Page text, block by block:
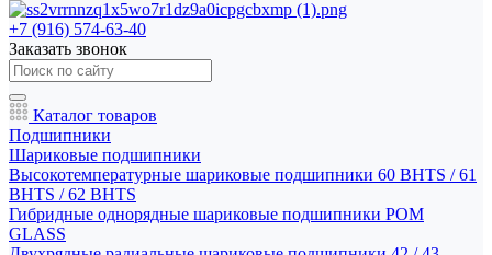
+7 (916) 574-63-40
Заказать звонок
Каталог товаров
Подшипники
Шариковые подшипники
Высокотемпературные шариковые подшипники 60 BHTS / 61
BHTS / 62 BHTS
Гибридные однорядные шариковые подшипники POM
GLASS